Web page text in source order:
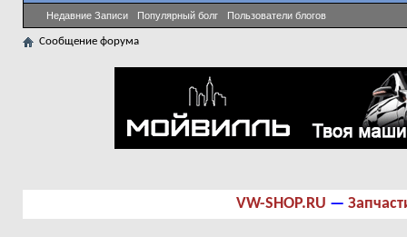
Недавние Записи Популярный болг Пользователи блогов
Сообщение форума
VW-SHOP.RU —